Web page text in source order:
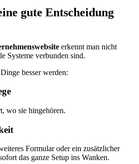
gute Entscheidung
erkennt man nicht
Systeme verbunden sind.
besser werden:
wo sie hingehören.
Formular oder ein zusätzlicher
das ganze Setup ins Wanken.